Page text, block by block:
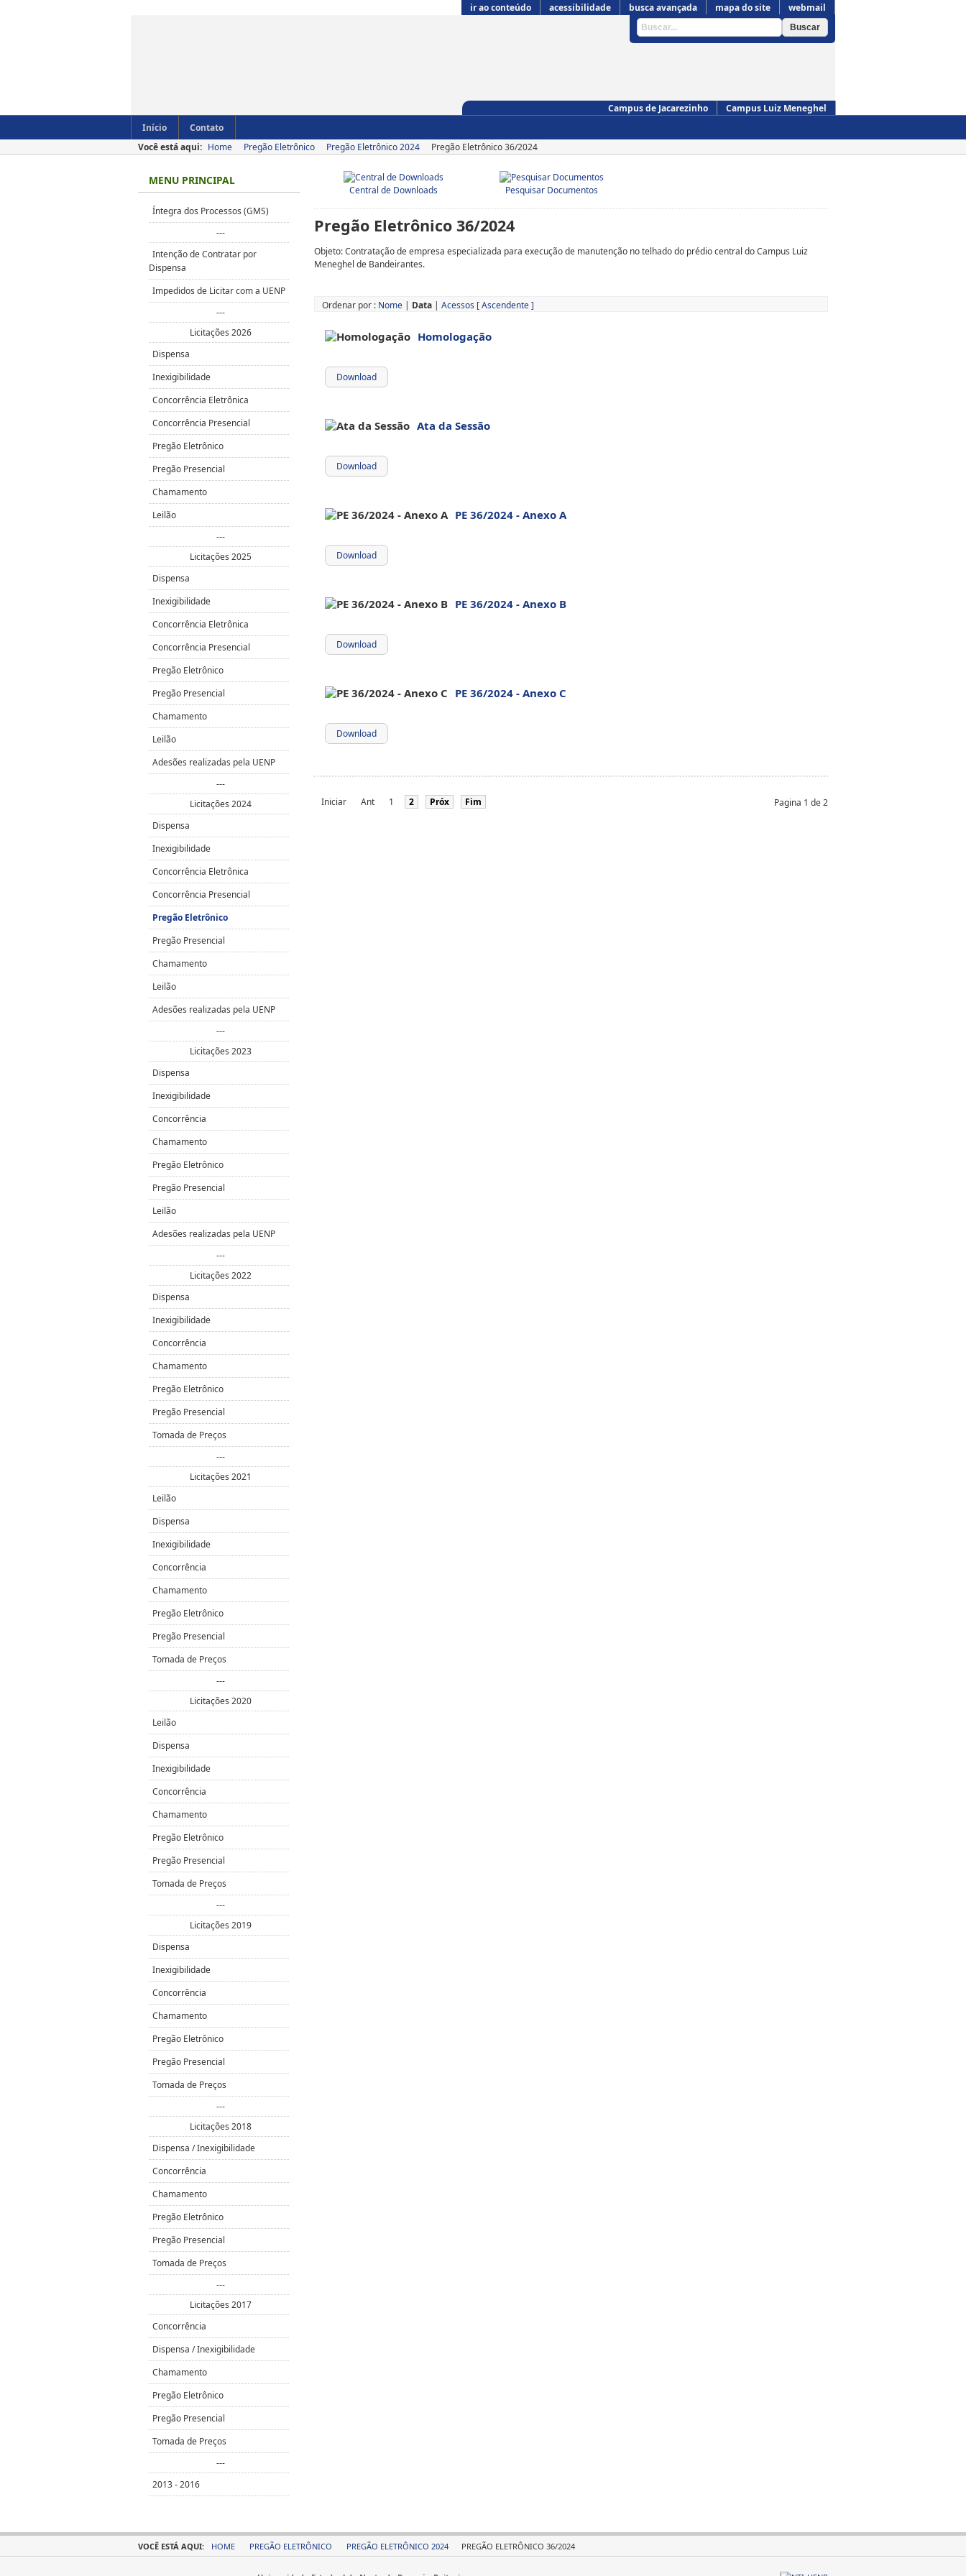
webmail
mapa do site
busca avançada
acessibilidade
ir ao conteúdo
Campus Luiz Meneghel
Campus de Jacarezinho
Início
Contato
Você está aqui: Home Pregão Eletrônico Pregão Eletrônico 2024 Pregão Eletrônico 36/2024
Central de Downloads Pesquisar Documentos
Pregão Eletrônico 36/2024
Objeto: Contratação de empresa especializada para execução de manutenção no telhado do prédio central do Campus Luiz
Meneghel de Bandeirantes.
Ordenar por : Nome | Data | Acessos [ Ascendente ]
Homologação
Download
Ata da Sessão
Download
PE 36/2024 - Anexo A
Download
PE 36/2024 - Anexo B
Download
PE 36/2024 - Anexo C
Download
Pagina 1 de 2
Iniciar Ant 1 2 Próx Fim
MENU PRINCIPAL
Íntegra dos Processos (GMS)
---
Intenção de Contratar por
Dispensa
Impedidos de Licitar com a UENP
---
Licitações 2026
Dispensa
Inexigibilidade
Concorrência Eletrônica
Concorrência Presencial
Pregão Eletrônico
Pregão Presencial
Chamamento
Leilão
---
Licitações 2025
Dispensa
Inexigibilidade
Concorrência Eletrônica
Concorrência Presencial
Pregão Eletrônico
Pregão Presencial
Chamamento
Leilão
Adesões realizadas pela UENP
---
Licitações 2024
Dispensa
Inexigibilidade
Concorrência Eletrônica
Concorrência Presencial
Pregão Eletrônico
Pregão Presencial
Chamamento
Leilão
Adesões realizadas pela UENP
---
Licitações 2023
Dispensa
Inexigibilidade
Concorrência
Chamamento
Pregão Eletrônico
Pregão Presencial
Leilão
Adesões realizadas pela UENP
---
Licitações 2022
Dispensa
Inexigibilidade
Concorrência
Chamamento
Pregão Eletrônico
Pregão Presencial
Tomada de Preços
---
Licitações 2021
Leilão
Dispensa
Inexigibilidade
Concorrência
Chamamento
Pregão Eletrônico
Pregão Presencial
Tomada de Preços
---
Licitações 2020
Leilão
Dispensa
Inexigibilidade
Concorrência
Chamamento
Pregão Eletrônico
Pregão Presencial
Tomada de Preços
---
Licitações 2019
Dispensa
Inexigibilidade
Concorrência
Chamamento
Pregão Eletrônico
Pregão Presencial
Tomada de Preços
---
Licitações 2018
Dispensa / Inexigibilidade
Concorrência
Chamamento
Pregão Eletrônico
Pregão Presencial
Tomada de Preços
---
Licitações 2017
Concorrência
Dispensa / Inexigibilidade
Chamamento
Pregão Eletrônico
Pregão Presencial
Tomada de Preços
---
2013 - 2016
VOCÊ ESTÁ AQUI: HOME PREGÃO ELETRÔNICO PREGÃO ELETRÔNICO 2024 PREGÃO ELETRÔNICO 36/2024